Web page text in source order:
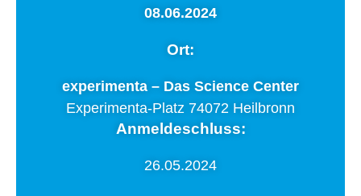
08.06.2024
Ort:
experimenta – Das Science Center
Experimenta-Platz 74072 Heilbronn
Anmeldeschluss:
26.05.2024